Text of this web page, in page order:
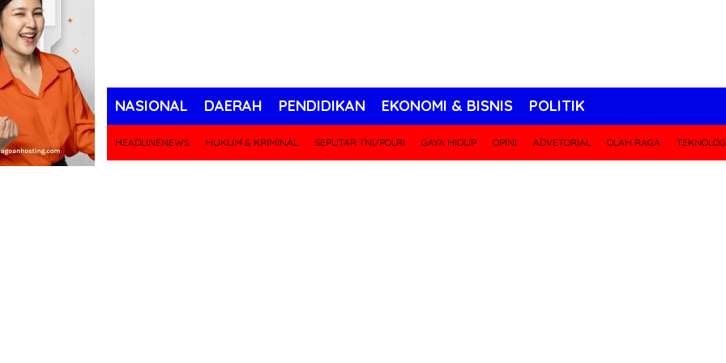
NASIONAL DAERAH PENDIDIKAN EKONOMI & BISNIS POLITIK
HEADLINENEWS HUKUM & KRIMINAL SEPUTAR TNI/POLRI GAYA HIDUP OPINI ADVETORIAL OLAH RAGA